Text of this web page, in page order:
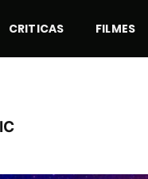
CRITICAS FILMES